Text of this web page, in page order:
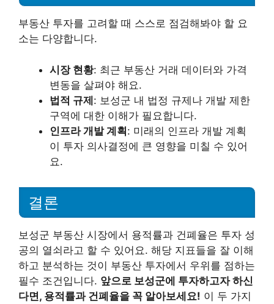
부동산 투자를 고려할 때 스스로 점검해봐야 할 요
소는 다양합니다.
시장 현황: 최근 부동산 거래 데이터와 가격
변동을 살펴야 해요.
법적 규제: 보성군 내 법정 규제나 개발 제한
구역에 대한 이해가 필요합니다.
인프라 개발 계획: 미래의 인프라 개발 계획
이 투자 의사결정에 큰 영향을 미칠 수 있어
요.
결론
보성군 부동산 시장에서 용적률과 건폐율은 투자 성
공의 열쇠라고 할 수 있어요. 해당 지표들을 잘 이해
하고 분석하는 것이 부동산 투자에서 우위를 점하는
필수 조건입니다. 앞으로 보성군에 투자하고자 하신
다면, 용적률과 건폐율을 꼭 알아보세요! 이 두 가지